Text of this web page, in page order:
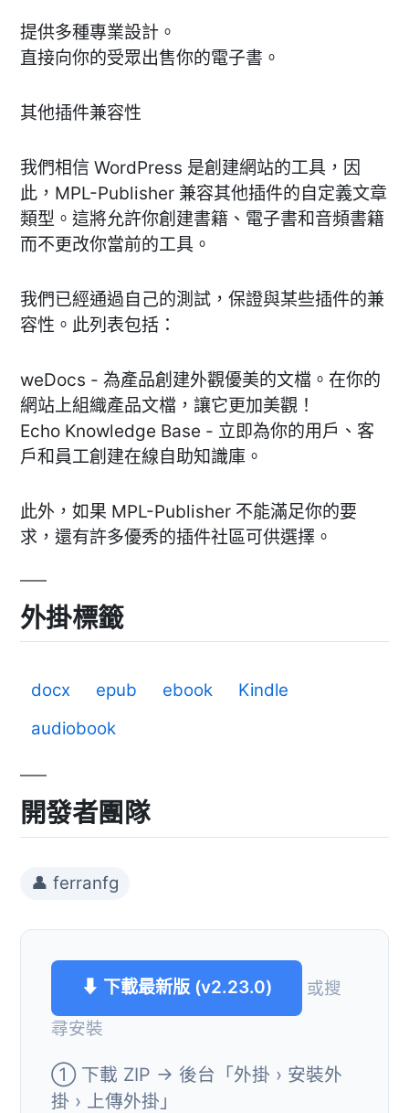
提供多種專業設計。
直接向你的受眾出售你的電子書。
其他插件兼容性
我們相信 WordPress 是創建網站的工具，因
此，MPL-Publisher 兼容其他插件的自定義文章
類型。這將允許你創建書籍、電子書和音頻書籍
而不更改你當前的工具。
我們已經通過自己的測試，保證與某些插件的兼
容性。此列表包括：
weDocs - 為產品創建外觀優美的文檔。在你的
網站上組織產品文檔，讓它更加美觀！
Echo Knowledge Base - 立即為你的用戶、客
戶和員工創建在線自助知識庫。
此外，如果 MPL-Publisher 不能滿足你的要
求，還有許多優秀的插件社區可供選擇。
外掛標籤
docx epub ebook
Kindle
audiobook
開發者團隊
👤 ferranfg
⬇ 下載最新版 (v2.23.0)
或搜
尋安裝
① 下載 ZIP → 後台「外掛 › 安裝外
掛 › 上傳外掛」